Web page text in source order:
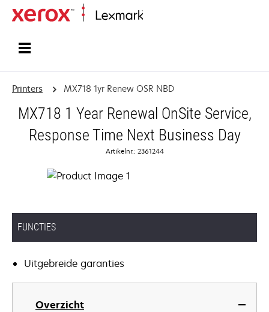
Printers MX718 1yr Renew OSR NBD
MX718 1 Year Renewal OnSite Service,
Response Time Next Business Day
Artikelnr.: 2361244
FUNCTIES
Uitgebreide garanties
Overzicht